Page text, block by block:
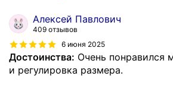
Алексей Павлович
409 отзывов
6 июня 2025
Достоинства: Очень понравился
и регулировка размера.